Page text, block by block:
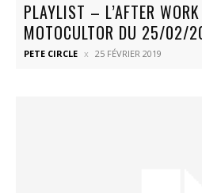
PLAYLIST – L’AFTER
MOTOCULTOR DU 25/02/
PETE CIRCLE 25 FÉVRIER 2019